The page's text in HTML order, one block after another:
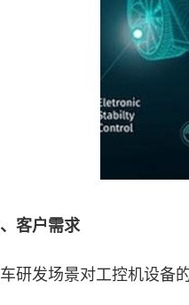
户需求
发场景对工控机设备的